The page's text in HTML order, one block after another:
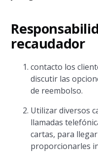
recaudador
contacto los
discutir las
de reembolso.
Utilizar diversos
llamadas
cartas, para
proporcionarles